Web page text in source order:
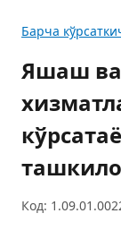
Барча
Яшаш
Код: